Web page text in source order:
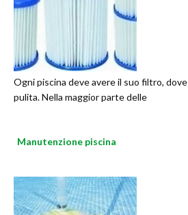
Ogni piscina deve avere il suo filtro,
pulita. Nella maggior parte delle
Manutenzione piscina